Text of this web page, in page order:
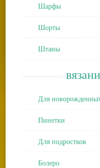
Шарфы
Шорты
Штаны
Для
Пинетки
Для подростков
Болеро